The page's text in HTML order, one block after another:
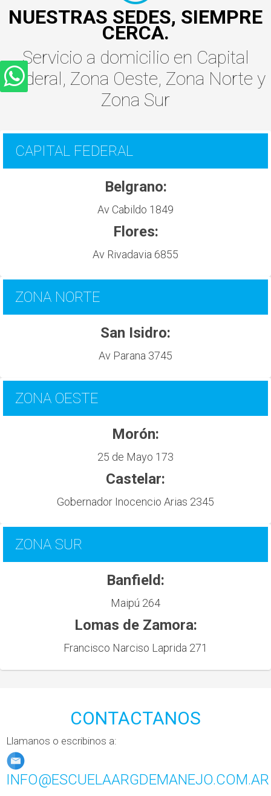
NUESTRAS SEDES, SIEMPRE
CERCA.
Servicio a domicilio en Capital
Federal, Zona Oeste, Zona Norte y
Zona Sur
CAPITAL FEDERAL
Belgrano:
Av Cabildo 1849
Flores:
Av Rivadavia 6855
ZONA NORTE
San Isidro:
Av Parana 3745
ZONA OESTE
Morón:
25 de Mayo 173
Castelar:
Gobernador Inocencio Arias 2345
ZONA SUR
Banfield:
Maipú 264
Lomas de Zamora:
Francisco Narciso Laprida 271
CONTACTANOS
Llamanos o escribinos a:
INFO@ESCUELAARGDEMANEJO.COM.AR